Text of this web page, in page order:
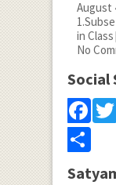
August
in Class
No
Social